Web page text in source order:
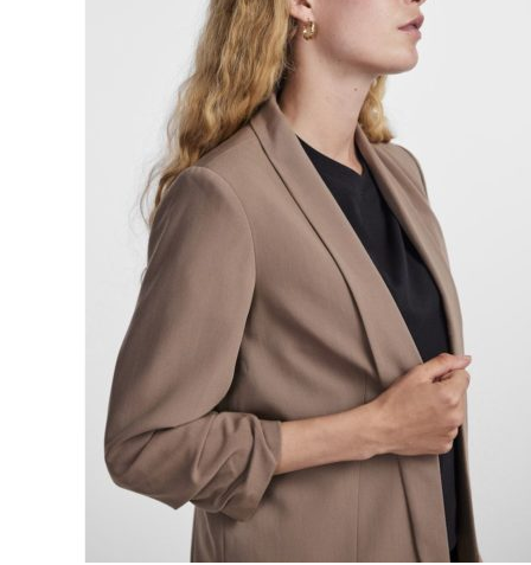
Lasten paidat
Lasten paidat
Lasten kauluspaidat
Lasten trikoopaidat
Lasten colleget ja hupparit
Lasten neuleet
Lasten mekot ja hameet
Mekot ja hameet
Lasten puvut,bleiserit,liivit
Liivit
Lasten housut
Lasten housut
Lasten trikoo-ja collegehousut
Lasten farkut
Lasten shortsit
Lasten juhlahousut
Yöasut ja kylpytakit
Lasten yöpaidat
Lasten pyjamat
Kylpytakit
Lasten asusteet
Vyöt, käsineet,pipot, ym
Sukat, sukkahousut, ym
Lasten ulkoilu
Lasten takit